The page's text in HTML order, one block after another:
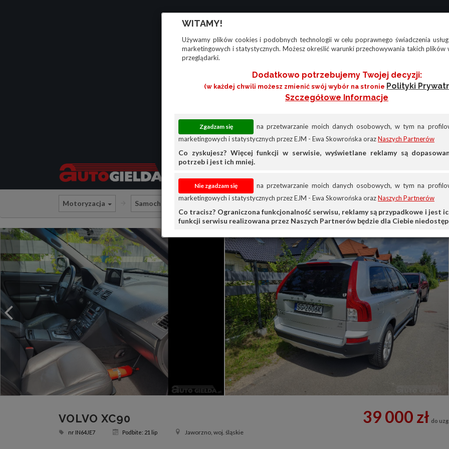
WITAMY!
Używamy plików cookies i podobnych technologii w celu poprawnego świadczenia
marketingowych i statystycznych. Możesz określić warunki przechowywania takich plików
przeglądarki.
Dodatkowo potrzebujemy Twojej decyzji:
(w każdej chwili możesz zmienić swój wybór na stronie Polityki
Szczegółowe Informacje
na przetwarzanie moich danych osobowych, w tym na
marketingowych i statystycznych przez EJM - Ewa Skowrońska orazNaszych Partnerów
Co zyskujesz? Więcej funkcji w serwisie, wyświetlane reklamy są
potrzeb i jest ich mniej.
na przetwarzanie moich danych osobowych, w tym na
marketingowych i statystycznych przez EJM - Ewa Skowrońska orazNaszych Partnerów
Co tracisz? Ograniczona funkcjonalność serwisu, reklamy są przypadkowe i jest
funkcji serwisu realizowana przez Naszych Partnerów będzie dla Ciebie
Motoryzacja Samochody osobowe Volvo Volvo Xc90
VOLVO XC90
nr IN64JE7 Podbite: 21 lip Jaworzno, woj. śląskie
39 000 zł do